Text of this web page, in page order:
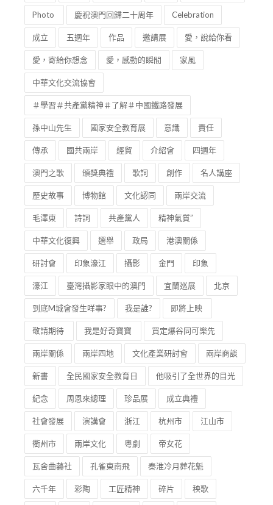
Photo 慶祝澳門回歸二十周年 Celebration
成立 五週年 作品 邀請展 愛，說給你看
愛，寄給你想念 愛，感動的瞬間 家風
中華文化交流協會
＃學習＃共產黨精神＃了解＃中國鐵路發展
孫中山先生 國家安全教育展 意識 責任
傳承 國共兩岸 經貿 介紹會 四週年
澳門之歌 頒獎典禮 歌詞 創作 名人講座
歷史故事 博物館 文化認同 兩岸交流
毛澤東 詩詞 共產黨人 精神氣質”
中華文化復興 選舉 政局 港澳關係
研討會 印象濠江 攝影 金門 印象
濠江 臺灣攝影家眼中的澳門 宜蘭巡展 北京
到底M城會發生咩事? 我是誰? 即將上映
敬請期待 我是好奇寶寶 買定爆谷同可樂先
兩岸關係 兩岸四地 文化產業研討會 兩岸商談
新書 全民國家安全教育日 他吸引了全世界的目光
紀念 周恩來總理 珍品展 成立典禮
社會發展 演講會 浙江 杭州市 江山市
衢州市 兩岸文化 粵劇 帝女花
瓦舍曲藝社 孔雀東南飛 秦淮冷月葬花魁
六千年 彩陶 工匠精神 碎片 秧歌